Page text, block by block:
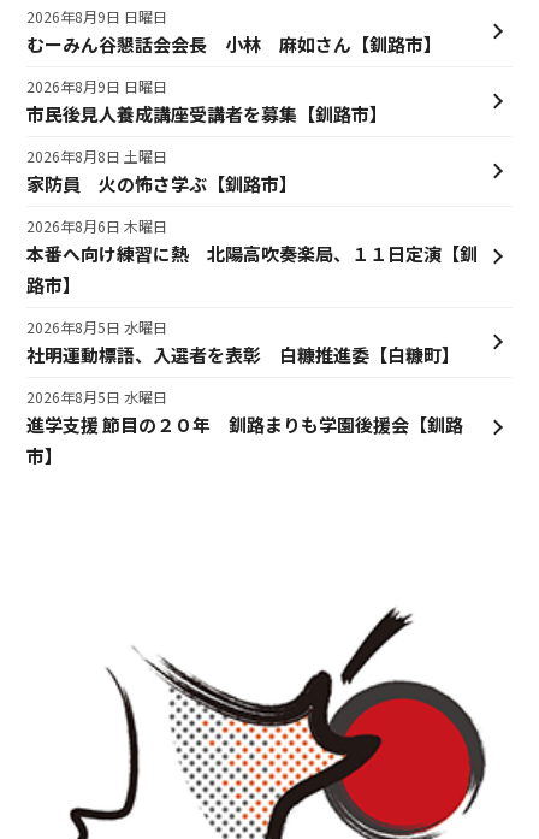
むーみん谷懇話会会長 小林 麻如さん【釧路市】
2026年8月9日 日曜日
市民後見人養成講座受講者を募集【釧路市】
2026年8月9日 日曜日
家防員 火の怖さ学ぶ【釧路市】
2026年8月8日 土曜日
本番へ向け練習に熱 北陽高吹奏楽局、１１日定演【釧
路市】
2026年8月6日 木曜日
社明運動標語、入選者を表彰 白糠推進委【白糠町】
2026年8月5日 水曜日
進学支援 節目の２０年 釧路まりも学園後援会【釧路
市】
2026年8月5日 水曜日